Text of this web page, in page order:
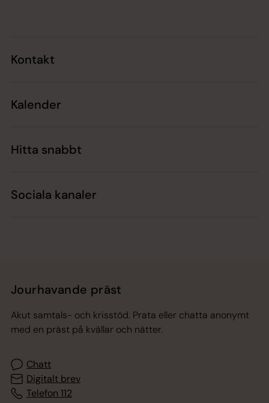
Kontakt
Kalender
Hitta snabbt
Sociala kanaler
Jourhavande präst
Akut samtals- och krisstöd. Prata eller chatta anonymt
med en präst på kvällar och nätter.
Chatt
Digitalt brev
Telefon 112